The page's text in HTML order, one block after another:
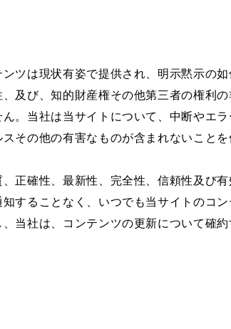
ツは現状有姿で提供され、明示黙示の
及び、知的財産権その他第三者の権利
。当社は当サイトについて、中断やエ
その他の有害なものが含まれないことを
正確性、最新性、完全性、信頼性及び
することなく、いつでも当サイトのコ
当社は、コンテンツの更新について確約